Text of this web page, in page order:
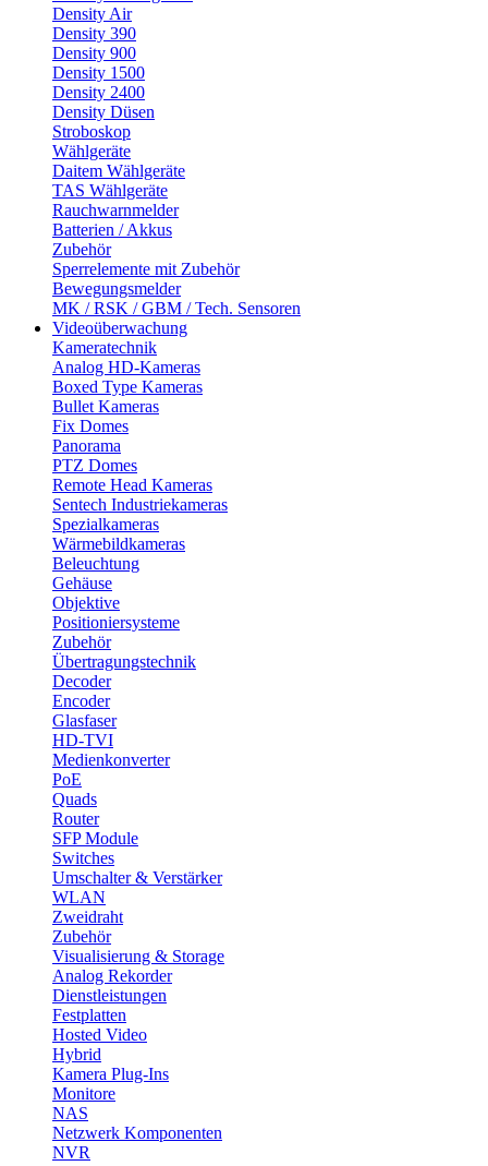
Density Air
Density 390
Density 900
Density 1500
Density 2400
Density Düsen
Stroboskop
Wählgeräte
Daitem Wählgeräte
TAS Wählgeräte
Rauchwarnmelder
Batterien / Akkus
Zubehör
Sperrelemente mit Zubehör
Bewegungsmelder
MK / RSK / GBM / Tech. Sensoren
Videoüberwachung
Kameratechnik
Analog HD-Kameras
Boxed Type Kameras
Bullet Kameras
Fix Domes
Panorama
PTZ Domes
Remote Head Kameras
Sentech Industriekameras
Spezialkameras
Wärmebildkameras
Beleuchtung
Gehäuse
Objektive
Positioniersysteme
Zubehör
Übertragungstechnik
Decoder
Encoder
Glasfaser
HD-TVI
Medienkonverter
PoE
Quads
Router
SFP Module
Switches
Umschalter & Verstärker
WLAN
Zweidraht
Zubehör
Visualisierung & Storage
Analog Rekorder
Dienstleistungen
Festplatten
Hosted Video
Hybrid
Kamera Plug-Ins
Monitore
NAS
Netzwerk Komponenten
NVR